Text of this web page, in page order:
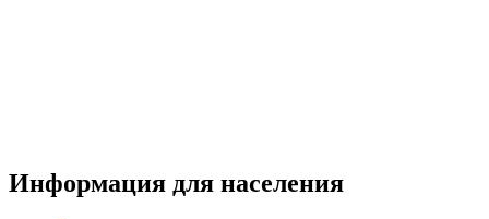
Информация для населения